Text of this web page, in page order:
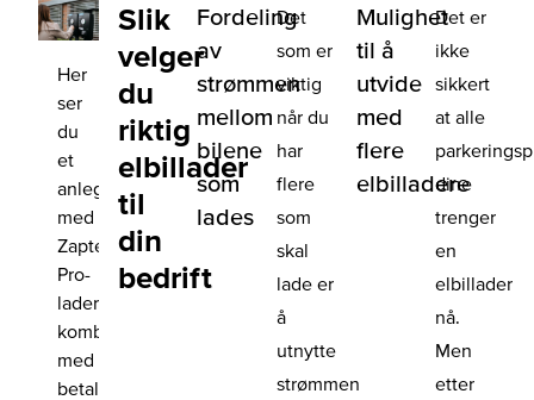
Her
ser
du
et
anlegg
med
Zaptec
Pro-
ladere,
kombinert
med
betalingsløsningen
Slik
velger
du
riktig
elbillader
til
din
bedrift
Fordeling
av
strømmen
mellom
bilene
som
lades
Det
som er
viktig
når du
har
flere
som
skal
lade er
å
utnytte
strømmen
Mulighet
til å
utvide
med
flere
elbilladere
Det er
ikke
sikkert
at alle
dine
trenger
en
elbillader
nå.
Men
etter